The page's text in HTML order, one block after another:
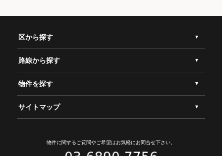
区から探す
路線から探す
物件を探す
サイトマップ
物件に関するご質問やご希望はお気軽にお問合せ下さい。